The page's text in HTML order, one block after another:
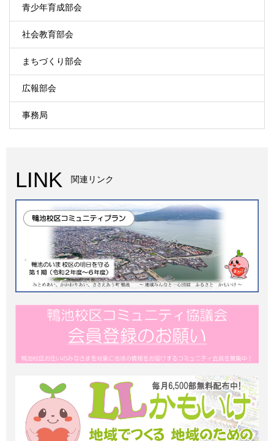
青少年育成部会
社会教育部会
まちづくり部会
広報部会
事務局
LINK 関連リンク